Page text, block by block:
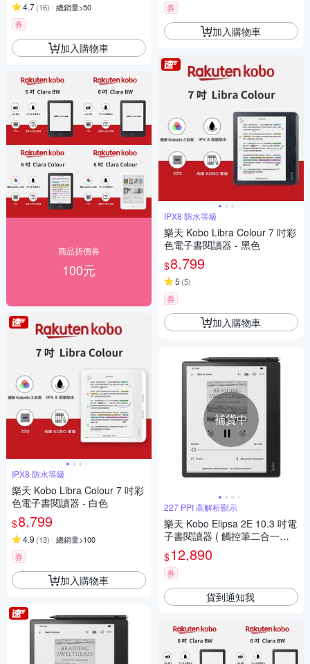
4.7(16) 總銷量>50
券
加入購物車
商品折價券
100元
IPX8 防水等級
樂天 Kobo Libra Colour 7 吋彩
色電子書閱讀器 - 白色
$8,799
4.9 (13) 總銷量>100
券
加入購物車
券
加入購物車
IPX8 防水等級
樂天 Kobo Libra Colour 7 吋彩
色電子書閱讀器 - 黑色
$8,799
5 (5)
券
加入購物車
補貨中
227 PPI 高解析顯示
樂天 Kobo Elipsa 2E 10.3 吋電
子書閱讀器 ( 觸控筆二合一套
組 )
$12,890
券
貨到通知我